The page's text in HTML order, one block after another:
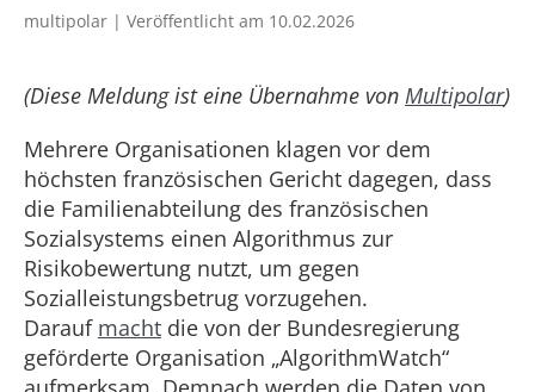
multipolar | Veröffentlicht am 10.02.2026
(Diese Meldung ist eine Übernahme von Multipolar)
Mehrere Organisationen klagen vor dem
höchsten französischen Gericht dagegen, dass
die Familienabteilung des französischen
Sozialsystems einen Algorithmus zur
Risikobewertung nutzt, um gegen
Sozialleistungsbetrug vorzugehen.
Darauf macht die von der Bundesregierung
geförderte Organisation „AlgorithmWatch“